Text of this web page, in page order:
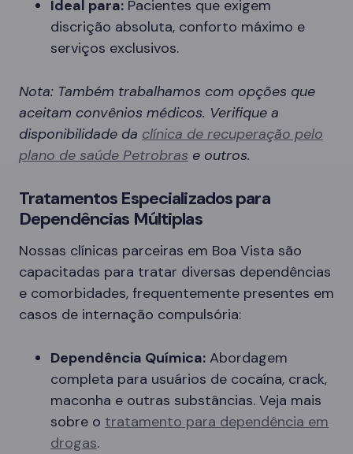
Ideal para: Pacientes que exigem
discrição absoluta, conforto máximo e
serviços exclusivos.
Nota: Também trabalhamos com opções que
aceitam convênios médicos. Verifique a
disponibilidade da clínica de recuperação pelo
plano de saúde Petrobras e outros.
Tratamentos Especializados para
Dependências Múltiplas
Nossas clínicas parceiras em Boa Vista são
capacitadas para tratar diversas dependências
e comorbidades, frequentemente presentes em
casos de internação compulsória:
Dependência Química: Abordagem
completa para usuários de cocaína, crack,
maconha e outras substâncias. Veja mais
sobre o tratamento para dependência em
drogas.